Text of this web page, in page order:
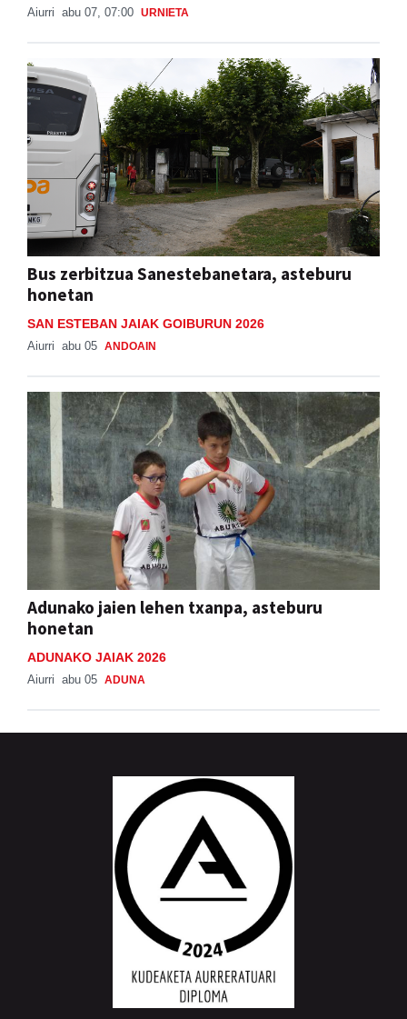
Aiurri abu 07, 07:00 URNIETA
Bus zerbitzua Sanestebanetara, asteburu
honetan
SAN ESTEBAN JAIAK GOIBURUN 2026
Aiurri abu 05 ANDOAIN
Adunako jaien lehen txanpa, asteburu
honetan
ADUNAKO JAIAK 2026
Aiurri abu 05 ADUNA